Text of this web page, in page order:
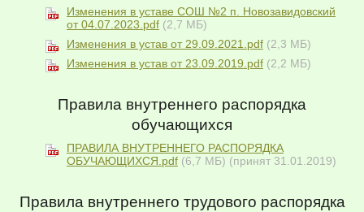
Изменения в уставе СОШ №2 п. Новозавидовский
от 04.07.2023.pdf (2,7 МБ)
Изменения в устав от 29.09.2021.pdf (2,3 МБ)
Изменения в устав от 23.09.2019.pdf (2,2 МБ)
Правила внутреннего распорядка
обучающихся
ПРАВИЛА ВНУТРЕННЕГО РАСПОРЯДКА
ОБУЧАЮЩИХСЯ.pdf (6,7 МБ) (принят 31.01.2019)
Правила внутреннего трудового распорядка